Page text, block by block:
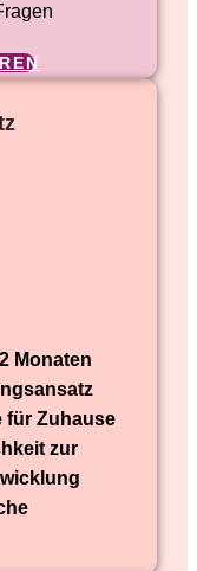
Monaten
für Zuhause
zur